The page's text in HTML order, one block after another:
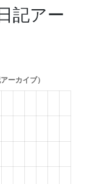
記アー